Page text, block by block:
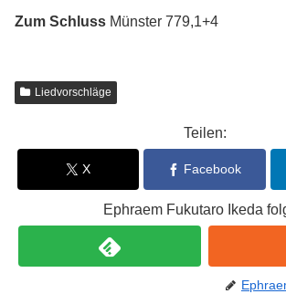
Zum Schluss Münster 779,1+4
Liedvorschläge
Teilen:
X Facebook
Ephraem Fukutaro Ikeda